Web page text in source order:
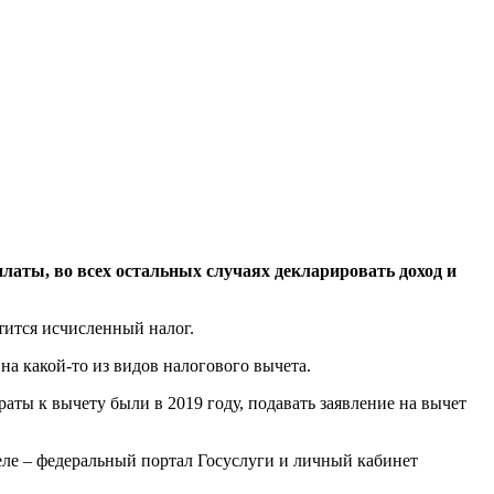
во всех остальных случаях декларировать доход и
исчисленный налог.
какой-то из видов налогового вычета.
к вычету были в 2019 году, подавать заявление на вычет
– федеральный портал Госуслуги и личный кабинет